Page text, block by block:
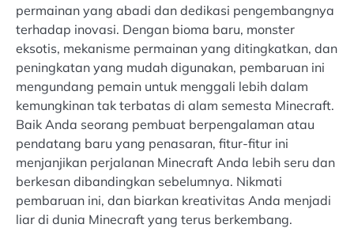
permainan yang abadi dan dedikasi pengembangnya
terhadap inovasi. Dengan bioma baru, monster
eksotis, mekanisme permainan yang ditingkatkan, dan
peningkatan yang mudah digunakan, pembaruan ini
mengundang pemain untuk menggali lebih dalam
kemungkinan tak terbatas di alam semesta Minecraft.
Baik Anda seorang pembuat berpengalaman atau
pendatang baru yang penasaran, fitur-fitur ini
menjanjikan perjalanan Minecraft Anda lebih seru dan
berkesan dibandingkan sebelumnya. Nikmati
pembaruan ini, dan biarkan kreativitas Anda menjadi
liar di dunia Minecraft yang terus berkembang.